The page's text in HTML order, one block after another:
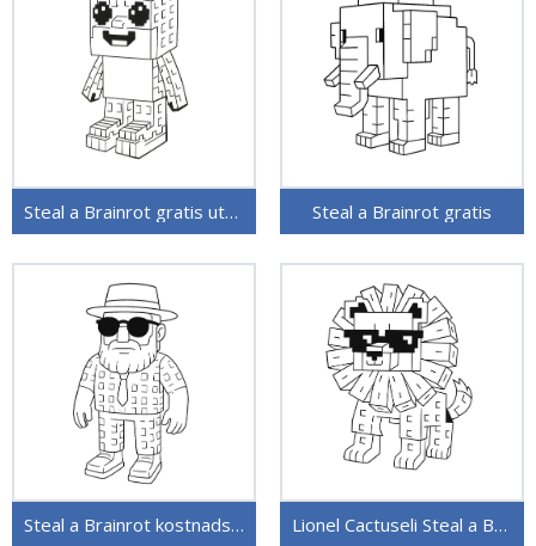
Steal a Brainrot gratis utskrivbar Steal a Brainrot gratis
Steal a Brainrot kostnadsfritt Lionel Cactuseli Steal a Brainrot